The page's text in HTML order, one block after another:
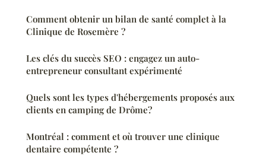
Comment obtenir un bilan de santé complet à la
Clinique de Rosemère ?
Les clés du succès SEO : engagez un auto-
entrepreneur consultant expérimenté
Quels sont les types d'hébergements proposés aux
clients en camping de Drôme?
Montréal : comment et où trouver une clinique
dentaire compétente ?